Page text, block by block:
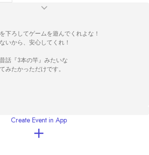
下ろしてゲームを遊んでくれよな！
いから、安心してくれ！
話『3本の竿』みたいな
みたかっただけです。
文の微修正
Create Event in App